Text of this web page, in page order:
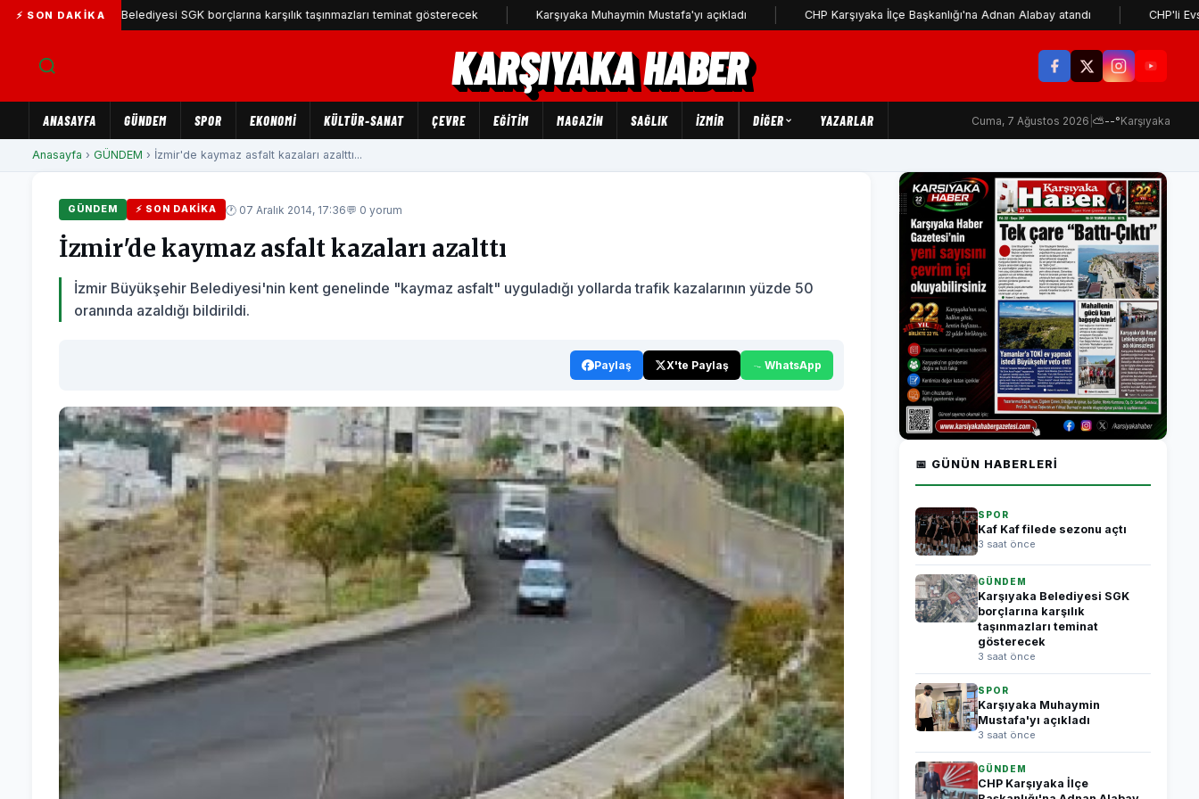
⚡ SON DAKIKA
Karşıyaka Belediyesi SGK borçlarına karşılık taşınmazları teminat gösterecek Karşıyaka Muhaymin Mustafa'yı açıkladı CHP Karşıyaka İlçe Başkanlığı'na Adnan Alabay atandı CHP'li Evsen:
KARŞIYAKA HABER
ANASAYFA GÜNDEM SPOR EKONOMİ KÜLTÜR-SANAT ÇEVRE EĞİTİM MAGAZİN SAĞLIK İZMİR DIĞER YAZARLAR Cuma, 7 Ağustos 2026 ⛅--°Karşıyaka
Anasayfa › GÜNDEM › İzmir'de kaymaz asfalt kazaları azalttı...
GÜNDEM ⚡ SON DAKIKA 🕐 07 Aralık 2014, 17:36💬 0 yorum
İzmir'de kaymaz asfalt kazaları azalttı
İzmir Büyükşehir Belediyesi'nin kent genelinde "kaymaz asfalt" uyguladığı yollarda trafik kazalarının yüzde 50
oranında azaldığı bildirildi.
Paylaş X'te Paylaş WhatsApp
📅 GÜNÜN HABERLERI
SPOR
Kaf Kaf filede sezonu açtı
3 saat önce
GÜNDEM
Karşıyaka Belediyesi SGK
borçlarına karşılık
taşınmazları teminat
gösterecek
3 saat önce
SPOR
Karşıyaka Muhaymin
Mustafa'yı açıkladı
3 saat önce
GÜNDEM
CHP Karşıyaka İlçe